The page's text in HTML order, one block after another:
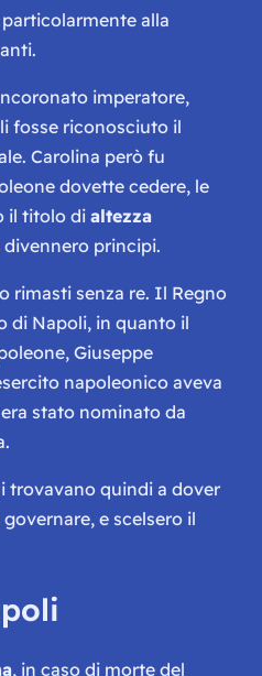
alla
imperatore,
fosse riconosciuto il
Carolina però fu
dovette cedere, le
il titolo dialtezza
principi.
rimasti senza re. Il Regno
di Napoli, in quanto il
Giuseppe
napoleonico aveva
stato nominato da
trovavano quindi a dover
e scelsero il
, in caso di morte del